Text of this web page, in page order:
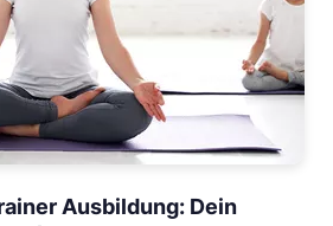
Ausbildung: Dein